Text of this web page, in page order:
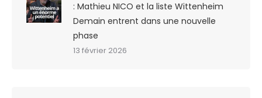
: Mathieu NICO et la liste Wittenheim
Demain entrent dans une nouvelle
phase
13 février 2026